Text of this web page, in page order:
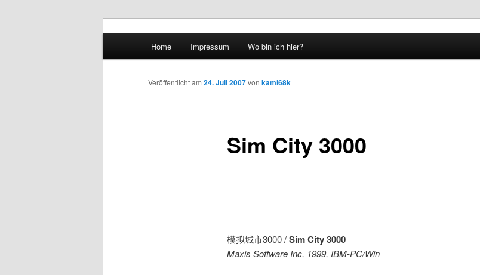
vidgames.de
Zum Inhalt wechseln
Zum sekundären Inhalt wechseln
Home Impressum Wo bin ich hier?
Sim City 3000
Veröffentlicht am 24. Juli 2007von kami68k
模拟城市3000 /Sim City 3000
Maxis Software Inc, 1999, IBM-PC/Win